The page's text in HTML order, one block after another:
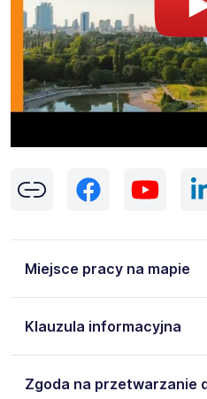
Miejsce pracy na mapie
Pokaż
mapę
Klauzula informacyjna
Europejskiego i Rady (UE)
Zgoda na przetwarzanie